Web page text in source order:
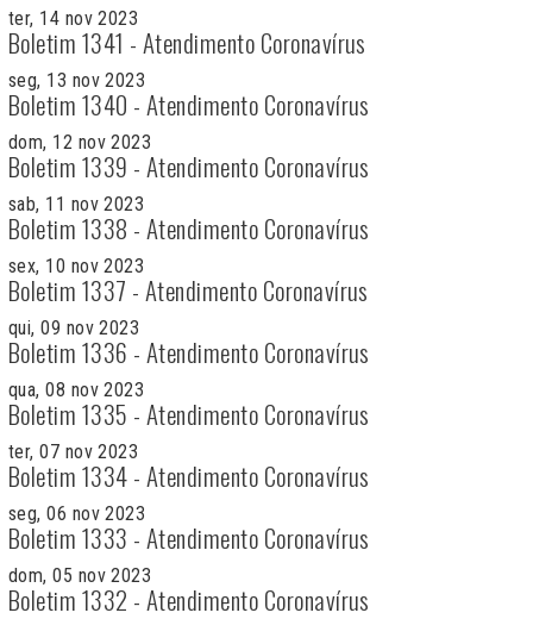
ter, 14 nov 2023
Boletim 1341 - Atendimento Coronavírus
seg, 13 nov 2023
Boletim 1340 - Atendimento Coronavírus
dom, 12 nov 2023
Boletim 1339 - Atendimento Coronavírus
sab, 11 nov 2023
Boletim 1338 - Atendimento Coronavírus
sex, 10 nov 2023
Boletim 1337 - Atendimento Coronavírus
qui, 09 nov 2023
Boletim 1336 - Atendimento Coronavírus
qua, 08 nov 2023
Boletim 1335 - Atendimento Coronavírus
ter, 07 nov 2023
Boletim 1334 - Atendimento Coronavírus
seg, 06 nov 2023
Boletim 1333 - Atendimento Coronavírus
dom, 05 nov 2023
Boletim 1332 - Atendimento Coronavírus